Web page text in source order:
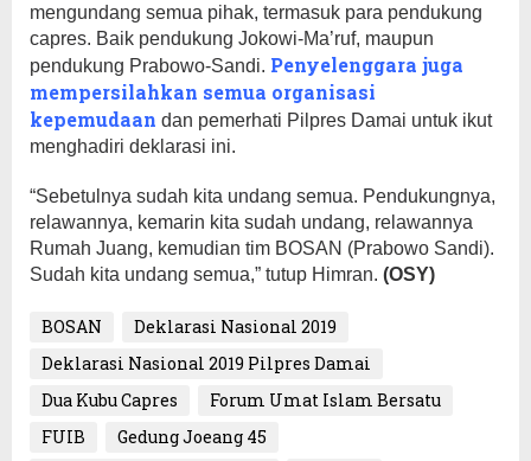
mengundang semua pihak, termasuk para pendukung
capres. Baik pendukung Jokowi-Ma’ruf, maupun
pendukung Prabowo-Sandi. Penyelenggara juga
mempersilahkan semua organisasi
kepemudaan dan pemerhati Pilpres Damai untuk ikut
menghadiri deklarasi ini.
“Sebetulnya sudah kita undang semua. Pendukungnya,
relawannya, kemarin kita sudah undang, relawannya
Rumah Juang, kemudian tim BOSAN (Prabowo Sandi).
Sudah kita undang semua,” tutup Himran. (OSY)
BOSAN
Deklarasi Nasional 2019
Deklarasi Nasional 2019 Pilpres Damai
Dua Kubu Capres
Forum Umat Islam Bersatu
FUIB
Gedung Joeang 45